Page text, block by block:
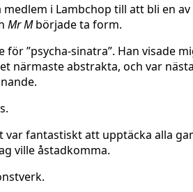
i Lambchop till att bli en
Mr Mbörjade ta form.
”psycha-sinatra”. Han
närmaste abstrakta, och var
var fantastiskt att upptäcka alla
ville åstadkomma.